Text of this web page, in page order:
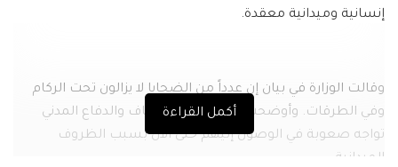
إنسانية وميدانية معقدة.
وقالت الوزارة في بيان إن عدداً من الضحايا لا يزالون تحت الركام
وفي الطرقات. وأوضحت أن طواقم الإسعاف والدفاع المدني
تواجه صعوبة في الوصول إليهم حتى الآن بسبب الظروف
الميدانية.
أكمل القراءة